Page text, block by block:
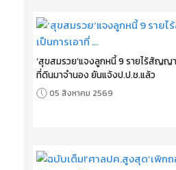
‘สุขสมรวย’แจงลูกหนี้ 9 รายไร้สัญญา
ที่ดินมาจำนอง ยันแจ้งป.ป.ช.แล้ว
05 สิงหาคม 2569